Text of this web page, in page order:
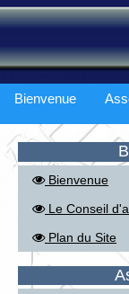
Bienvenue
Bienvenue
Le Conseil
Plan du Site